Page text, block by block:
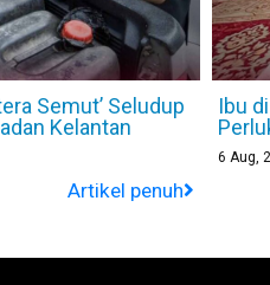
Semut’ Seludup
Kelantan
Artikel penuh
Ibu
6 Aug,